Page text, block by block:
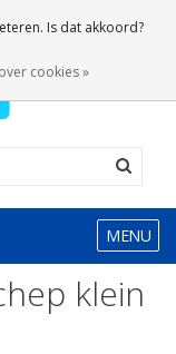
0 Artikelen
MENU
klein
Is dat akkoord?
cookies »